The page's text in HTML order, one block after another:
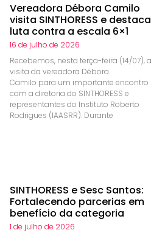
Vereadora Débora Camilo
visita SINTHORESS e destaca
luta contra a escala 6×1
16 de julho de 2026
Recebemos, nesta terça-feira (14/07), a
visita da vereadora Débora
Camilo para um importante encontro
com a diretoria do SINTHORESS e
representantes do Instituto Roberto
Rodrigues (IAASRR). Durante
SINTHORESS e Sesc Santos:
Fortalecendo parcerias em
benefício da categoria
1 de julho de 2026